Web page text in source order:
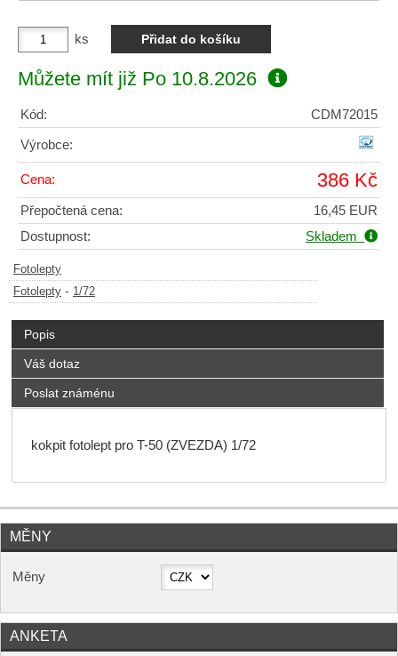
ks
Můžete mít již Po 10.8.2026
Kód: CDM72015
Výrobce:
Cena: 386 Kč
Přepočtená cena:
16,45 EUR
Dostupnost:
Skladem
Fotolepty
Fotolepty - 1/72
Popis
Váš dotaz
Poslat známénu
kokpit fotolept pro T-50 (ZVEZDA) 1/72
MĚNY
Měny
ANKETA